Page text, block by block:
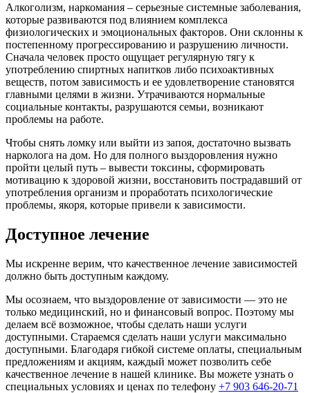
Я очень доволен результатами лечения наркомании в
наркоцентре . Зависимость оказалась слишком сильной,
и я подозревал, что ничего не сможет мне помочь. Но
благодаря профессиональной команде специалистов и
программе, я смог преодолеть свою зависимость
полностью. Мне предоставили все необходимые
ресурсы и поддержку во время стационарного лечения.
Я нашел в себе силы бороться с желаниями и научился
здоровому образу жизни. Теперь я чувствую себя
свободным от наркотиков и готов начать новую главу в
своей жизни. Я рекомендую клинику всем, кто ищет
настоящую помощь
Искренне благодарна вам за своё лечение! Моя жизнь
была разрушена из-за употребления наркотиков. Я сама
приняла решение и нашла вашу клинику, обсудили и
реабилитации. Я получила такую колоссальную
поддержку и помощь, начала лечение. Ваш подход, ваш
других зависимых — у меня нет слов. Мой стаж более 5
лет, и тут вы мне показываете новую и счастливую
жизнь без наркотиков. Во что я и поверить уже не
могла. Огромное вам спасибо!
Алкоголизм, наркомания – серьезные системные заболевания,
которые развиваются под влиянием комплекса
физиологических и эмоциональных факторов. Они склонны к
постепенному прогрессированию и разрушению личности.
Сначала человек просто ощущает регулярную тягу к
употреблению спиртных напитков либо психоактивных
веществ, потом зависимость и ее удовлетворение становятся
главными целями в жизни. Утрачиваются нормальные
социальные контакты, разрушаются семьи, возникают
проблемы на работе.
Чтобы снять ломку или выйти из запоя, достаточно вызвать
нарколога на дом. Но для полного выздоровления нужно
пройти целый путь – вывести токсины, сформировать
мотивацию к здоровой жизни, восстановить пострадавший от
употребления организм и проработать психологические
проблемы, якоря, которые привели к зависимости.
Доступное лечение
Мы искренне верим, что качественное лечение зависимостей
должно быть доступным каждому.
Мы осознаем, что выздоровление от зависимости — это не
только медицинский, но и финансовый вопрос. Поэтому мы
делаем всё возможное, чтобы сделать наши услуги
доступными. Стараемся сделать наши услуги максимально
доступными. Благодаря гибкой системе оплаты, специальным
предложениям и акциям, каждый может позволить себе
качественное лечение в нашей клинике. Вы можете узнать о
специальных условиях и ценах по телефону +7 903 646-20-71